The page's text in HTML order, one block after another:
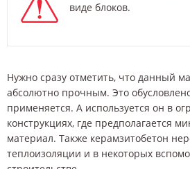
виде блоков.
Нужно сразу отметить, что данный
абсолютно прочным. Это
применяется. А используется он в
конструкциях, где предполагается
материал. Также керамзитобетон
теплоизоляции и в некоторых